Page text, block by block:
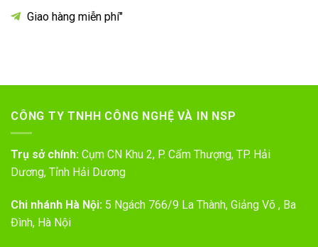
Giao hàng miễn phí"
CÔNG TY TNHH CÔNG NGHỆ VÀ IN NSP
Trụ sở chính: Cụm CN Khu 2, P. Cẩm Thượng, TP. Hải
Dương, Tỉnh Hải Dương
Chi nhánh Hà Nội: 5 Ngách 766/9 La Thành, Giảng Võ , Ba
Đình, Hà Nội